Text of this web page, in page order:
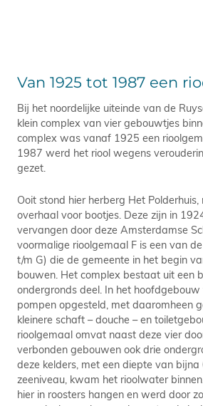
Van 1925 tot 1987 een
Bij het noordelijke uiteinde van de
klein complex van vier gebouwtjes
complex was vanaf 1925 een
1987 werd het riool wegens
gezet.
Ooit stond hier herberg Het
overhaal voor bootjes. Deze zijn in
vervangen door deze Amsterdamse
voormalige rioolgemaal F is een van
t/m G) die de gemeente in het begin
bouwen. Het complex bestaat uit een
ondergronds deel. In het
pompen opgesteld, met daaromheen
kleinere schaft – douche – en
rioolgemaal omvat naast deze vier
verbonden gebouwen ook drie
deze kelders, met een diepte van
zeeniveau, kwam het rioolwater
hier in roosters hangen en werd door